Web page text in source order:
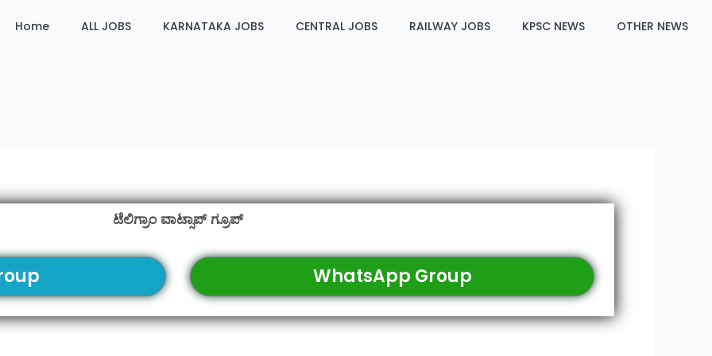
Home ALL JOBS KARNATAKA JOBS CENTRAL JOBS RAILWAY JOBS KPSC NEWS OTHER NEWS
ಟೆಲಿಗ್ರಾಂ ವಾಟ್ಸಾಪ್ ಗ್ರೂಪ್
WhatsApp Group